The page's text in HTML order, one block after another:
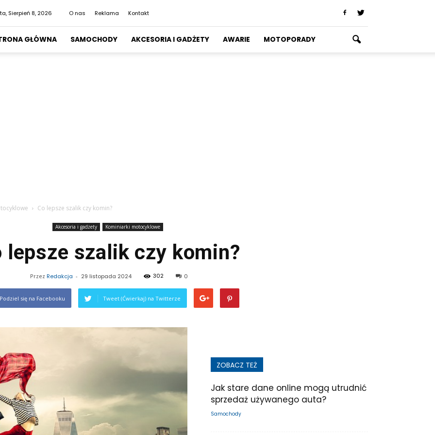
Sierpień 8, 2026 O nas Reklama Kontakt
GŁÓWNA SAMOCHODY AKCESORIA I GADŻETY AWARIE MOTOPORADY
Co lepsze szalik czy komin?
Akcesoria i gadżety Kominiarki motocyklowe
lepsze szalik czy komin?
Przez Redakcja - 29 listopada 2024 302 0
się na Facebooku Tweet (Ćwierkaj) na Twitterze
ZOBACZ TEŻ
Jak stare dane online mogą utrudnić
sprzedaż używanego auta?
Samochody